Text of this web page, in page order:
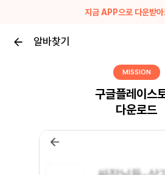
지금 APP으로 다운받
알바찾기
MISSION
구글플레이스
다운로드